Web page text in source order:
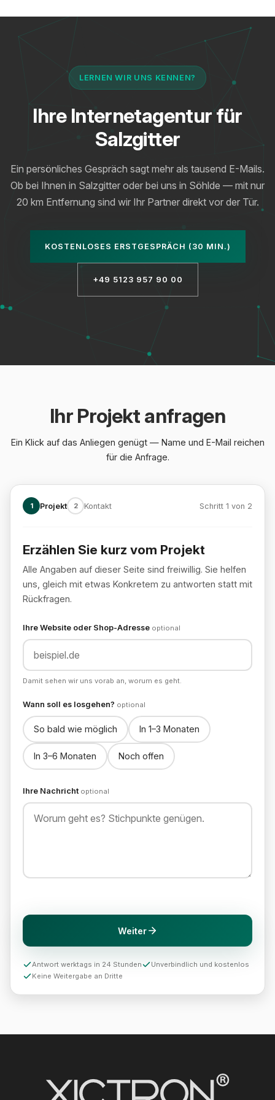
LERNEN WIR UNS KENNEN?
Ihre Internetagentur für
Salzgitter
Ein persönliches Gespräch sagt mehr als tausend E-Mails.
Ob bei Ihnen in Salzgitter oder bei uns in Söhlde — mit nur
20 km Entfernung sind wir Ihr Partner direkt vor der Tür.
KOSTENLOSES ERSTGESPRÄCH (30 MIN.)
+49 5123 957 90 00
Ihr Projekt anfragen
Ein Klick auf das Anliegen genügt — Name und E-Mail reichen
für die Anfrage.
1 Projekt 2 Kontakt Schritt 1 von 2
Schritt 1 von 2: Projekt
Erzählen Sie kurz vom Projekt
Alle Angaben auf dieser Seite sind freiwillig. Sie helfen
uns, gleich mit etwas Konkretem zu antworten statt mit
Rückfragen.
Ihre Website oder Shop-Adresse optional
Damit sehen wir uns vorab an, worum es geht.
Wann soll es losgehen? optional
So bald wie möglich In 1–3 Monaten
In 3–6 Monaten Noch offen
Ihre Nachricht optional
Weiter
Antwort werktags in 24 Stunden
Unverbindlich und kostenlos
Keine Weitergabe an Dritte